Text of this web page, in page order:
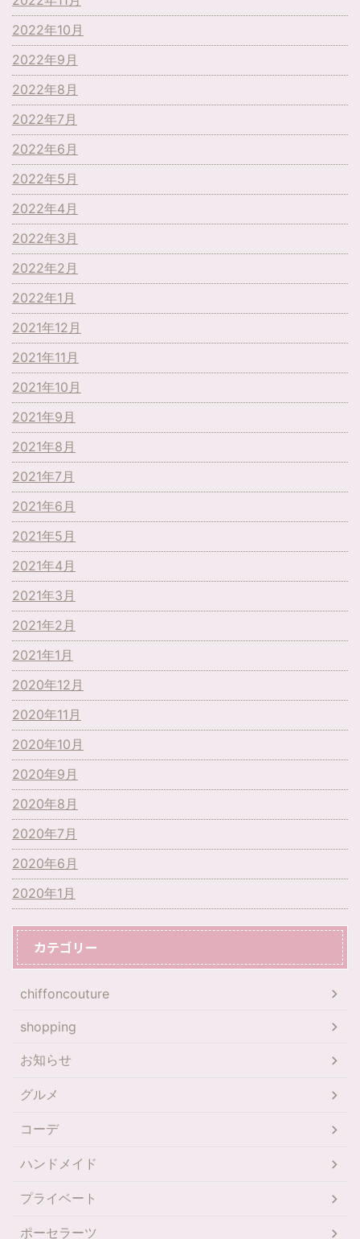
2022年10月
2022年9月
2022年8月
2022年7月
2022年6月
2022年5月
2022年4月
2022年3月
2022年2月
2022年1月
2021年12月
2021年11月
2021年10月
2021年9月
2021年8月
2021年7月
2021年6月
2021年5月
2021年4月
2021年3月
2021年2月
2021年1月
2020年12月
2020年11月
2020年10月
2020年9月
2020年8月
2020年7月
2020年6月
2020年1月
カテゴリー
chiffoncouture
shopping
お知らせ
グルメ
コーデ
ハンドメイド
プライベート
ポーセラーツ